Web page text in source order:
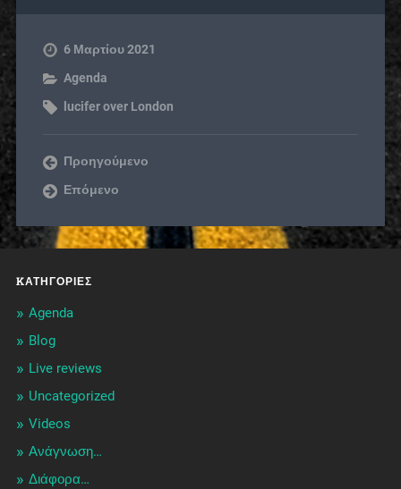
6 Μαρτίου 2021
Agenda
lucifer over London
Προηγούμενο
Επόμενο
KΑΤΗΓΟΡΊΕΣ
Agenda
Blog
Live reviews
Uncategorized
Videos
Ανάγνωση…
Διάφορα…